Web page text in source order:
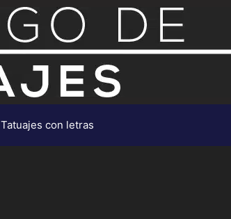
Tatuajes con letras